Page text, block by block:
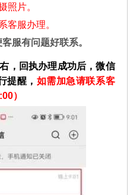
照片。
客服办理。
服有问题好联系。
，回执办理成功后，微信
提醒， 如需加急请联系客
）